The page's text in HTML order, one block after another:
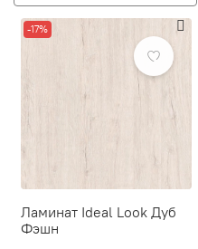
-17%
Ламинат Ideal Look Дуб
Фэшн